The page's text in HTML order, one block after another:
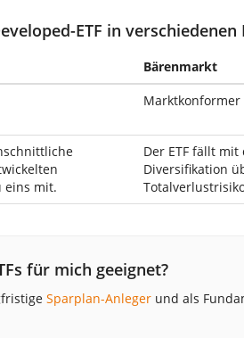
ETF in
Bärenmarkt
Marktkonformer
eins mit.
Der ETF fällt
Diversifikation
für mich geeignet?
Sparplan-Anlegerund als